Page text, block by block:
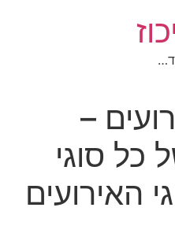
–
כל סוגי
האירועים